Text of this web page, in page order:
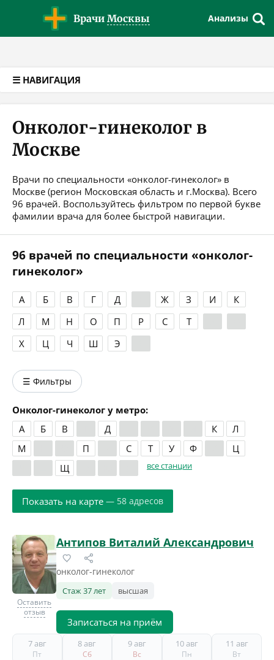
Врачи Москвы Анализы
☰ НАВИГАЦИЯ
Онколог-гинеколог в
Москве
Врачи по специальности «онколог-гинеколог» в
Москве (регион Московская область и г.Москва). Всего
96 врачей. Воспользуйтесь фильтром по первой букве
фамилии врача для более быстрой навигации.
96 врачей по специальности «онколог-
гинеколог»
А Б В Г Д Ж З И
К
Л
М Н О П Р С Т
Х
Ц Ч Ш Э
☰ Фильтры
Онколог-гинеколог у метро:
А
Б В Д К
Л
М
П С Т У Ф
Ц
Щ все станции
Показать на карте — 58 адресов
Оставить
отзыв
Антипов Виталий Александрович
онколог-гинеколог
Стаж 37 лет высшая
Записаться на приём
7 авг
Пт
8 авг
Сб
9 авг
Вс
10 авг
Пн
11 авг
Вт